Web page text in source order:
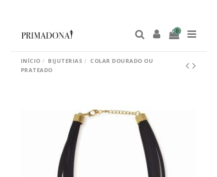
0
INÍCIO BIJUTERIAS
COLAR DOURADO OU
PRATEADO